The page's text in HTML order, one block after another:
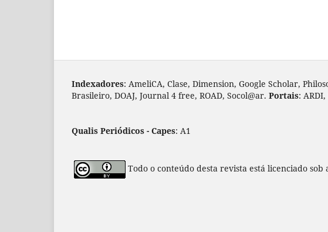
Indexadores: AmeliCA, Clase, Dimension, Google Scholar,
Brasileiro, DOAJ, Journal 4 free, ROAD, Socol@ar. Portais:
Qualis Periódicos - Capes: A1
Todo o conteúdo desta revista está licenciado sob